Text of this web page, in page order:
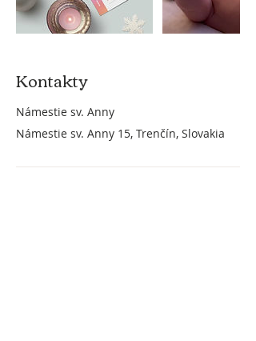
Kontakty
Námestie sv. Anny
Námestie sv. Anny 15, Trenčín, Slovakia